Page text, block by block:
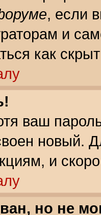
, если
и
как
ваш
новый.
и
но не